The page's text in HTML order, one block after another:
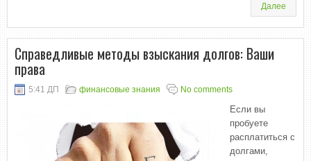
Далее
Справедливые методы взыскания долгов: Ваши
права
5:41 ДП финансовые знания No comments
Если вы
пробуете
расплатиться с
долгами,